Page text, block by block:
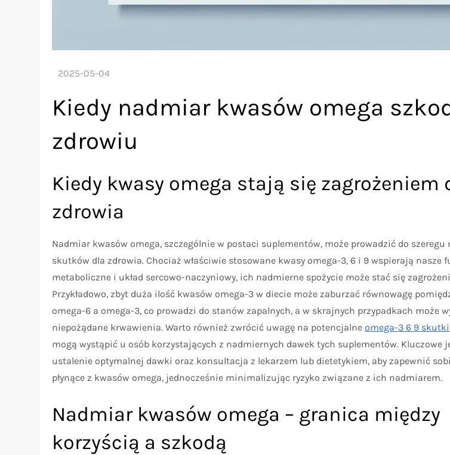
Kiedy nadmiar kwasów omega
zdrowiu
Kiedy kwasy omega stają się zagrożeniem
zdrowia
Nadmiar kwasów omega, szczególnie w postaci suplementów, może prowadzić do szeregu
skutków dla zdrowia. Chociaż właściwie stosowane kwasy omega-3, 6 i 9 wspierają nasze
metaboliczne i układ sercowo-naczyniowy, ich nadmierne spożycie może stać się
Przykładowo, zbyt duża ilość kwasów omega-3 w diecie może zaburzać równowagę
omega-6 a omega-3, co prowadzi do stanów zapalnych, a w skrajnych przypadkach może
niepożądane krwawienia. Warto również zwrócić uwagę na potencjalneomega-3 6 9
mogą wystąpić u osób korzystających z nadmiernych dawek tych suplementów. Kluczowe
ustalenie optymalnej dawki oraz konsultacja z lekarzem lub dietetykiem, aby zapewnić
płynące z kwasów omega, jednocześnie minimalizując ryzyko związane z ich nadmiarem.
Nadmiar kwasów omega – granica między
korzyścią a szkodą